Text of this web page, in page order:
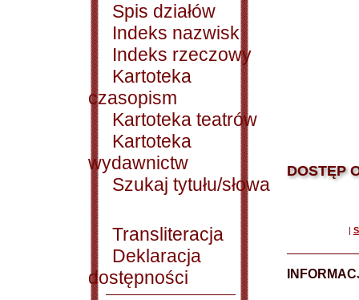
Spis działów
Indeks nazwisk
Indeks rzeczowy
Kartoteka
czasopism
Kartoteka teatrów
Kartoteka
wydawnictw
Szukaj tytułu/słowa
Transliteracja
Deklaracja
dostępności
DOSTĘP
|